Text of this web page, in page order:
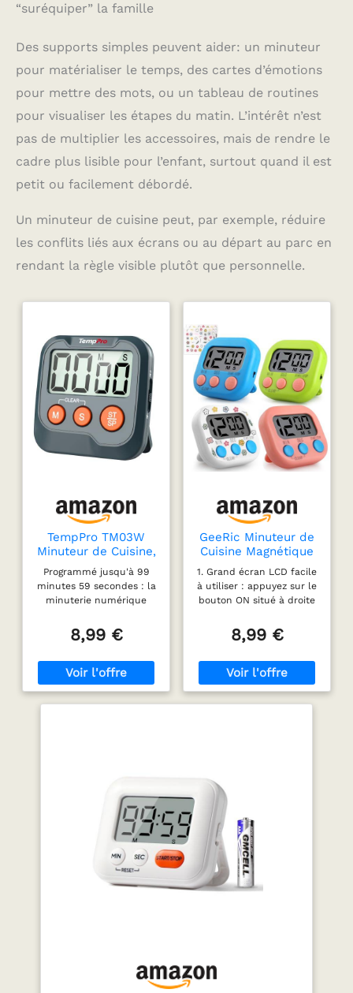
“suréquiper” la famille
Des supports simples peuvent aider: un minuteur
pour matérialiser le temps, des cartes d’émotions
pour mettre des mots, ou un tableau de routines
pour visualiser les étapes du matin. L’intérêt n’est
pas de multiplier les accessoires, mais de rendre le
cadre plus lisible pour l’enfant, surtout quand il est
petit ou facilement débordé.
Un minuteur de cuisine peut, par exemple, réduire
les conflits liés aux écrans ou au départ au parc en
rendant la règle visible plutôt que personnelle.
TempPro TM03W
Minuteur de Cuisine,
Minuteur de Cuisson
avec Grand écran
LCD
Programmé jusqu'à 99
minutes 59 secondes : la
minuterie numérique
compte à rebours ou le
compte à rebours et
minutes 59 secondes, ce
qui la rend adaptée à
thé est livrée avec un
affichage clair avec de
grands chiffres, vous
n'aurez besoin que d'un
coup d'œil même de
l'autre côté de la pièce
pour obtenir facilement
assurer que rien n'est
8,99 €
GeeRic Minuteur de
Cuisine Magnétique
4 PCS, Minuteurs
électroniques avec
Alarme sonore pour
la Cuisson,
numériques
écran LCD (Piles Non
incluses)
1. Grand écran LCD facile
à utiliser : appuyez sur le
bouton ON situé à droite
00:00. Appuyez ensuite
sur START pour démarrer
le compte à rebours,
appuyez sur le bouton
simultanément sur les
boutons MIN et SEC pour
revenir à 00:00. 2. Quatre
minuteurs pour une
utilisation polyvalente :
Ce kit comprend quatre
minuteurs mécaniques.
Vous pouvez les utiliser
proches. 3. Qualité
supérieure : L'emballage
8,99 €